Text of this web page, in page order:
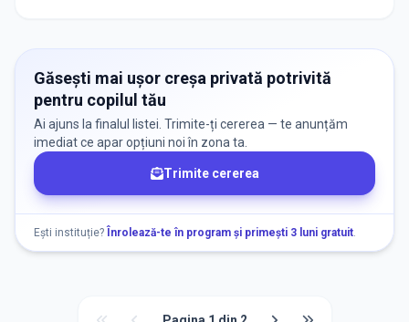
Găsești mai ușor creșa privată potrivită
pentru copilul tău
Ai ajuns la finalul listei. Trimite-ți cererea — te anunțăm
imediat ce apar opțiuni noi în zona ta.
Trimite cererea
Ești instituție? Înrolează-te în program și primești 3 luni gratuit.